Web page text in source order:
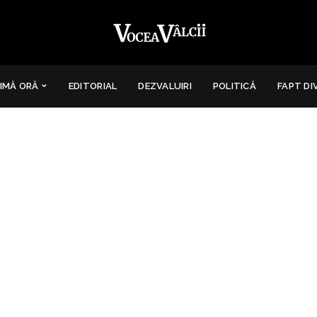
ORĂ EDITORIAL DEZVALUIRI POLITICĂ FAPT